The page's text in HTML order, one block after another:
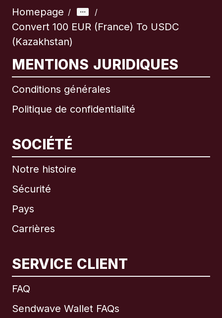
Homepage / /
Convert 100 EUR (France) To USDC
(Kazakhstan)
MENTIONS JURIDIQUES
Conditions générales
Politique de confidentialité
SOCIÉTÉ
Notre histoire
Sécurité
Pays
Carrières
SERVICE CLIENT
FAQ
Sendwave Wallet FAQs
International English